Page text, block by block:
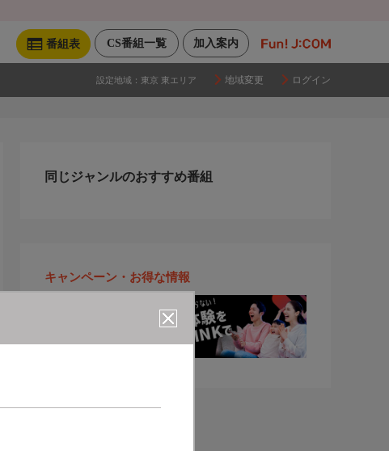
加入案内
CS番組一覧
番組表
設定地域： 東京 東エリア 地域変更 ログイン
同じジャンルのおすすめ番組
キャンペーン・お得な情報